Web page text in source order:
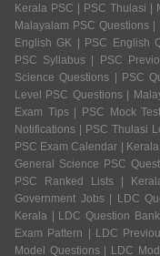
Kerala PSC | PSC Thulasi |
Malayalam PSC Questions
English GK | PSC English
PSC Syllabus | PSC
Science Questions | PSC
Level PSC Questions |
Exam Tips | PSC Mock
Notifications | PSC Thulasi
PSC Exam Calendar |
General Science PSC
PSC Ranked Lists |
Government Jobs | LDC
Kerala | LDC Question
Exam Pattern | LDC
Model Questions | LDC